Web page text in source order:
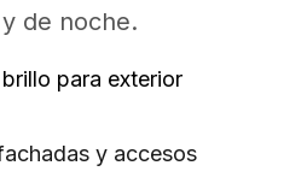
de noche.
para exterior
y accesos